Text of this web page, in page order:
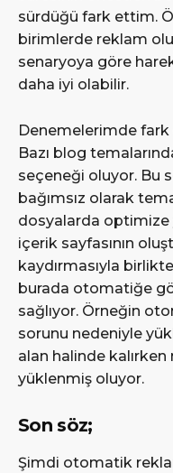
sürdüğü fark ettim.
birimlerde reklam
senaryoya göre
daha iyi olabilir.
Denemelerimde
Bazı blog
seçeneği oluyor. Bu
bağımsız olarak
dosyalarda optimize
içerik sayfasının
kaydırmasıyla
burada otomatiğe
sağlıyor. Örneğin
sorunu nedeniyle
alan halinde
yüklenmiş oluyor.
Son söz;
Şimdi otomatik